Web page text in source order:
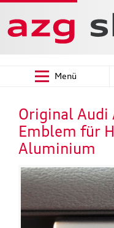
Menü
Original Audi
Emblem für
Aluminium